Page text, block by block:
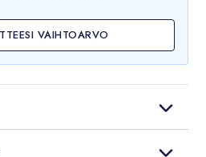
VAIHTOARVO